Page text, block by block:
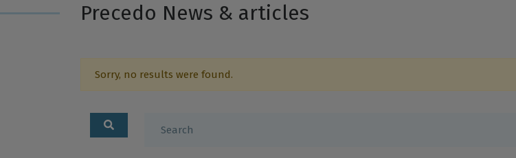
Precedo News & articles
Sorry, no results were found.
Search